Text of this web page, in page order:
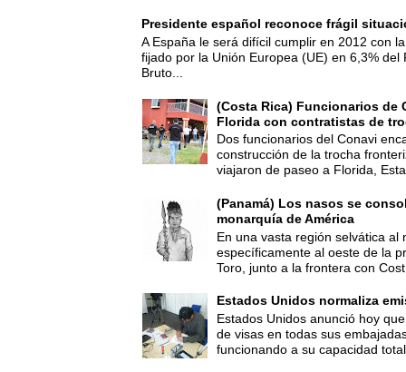
Presidente español reconoce frágil
A España le será difícil cumplir en 2012 con
fijado por la Unión Europea (UE) en 6,3% del
Bruto...
(Costa Rica) Funcionarios de
Florida con contratistas de
Dos funcionarios del Conavi
construcción de la trocha
viajaron de paseo a Florida,
(Panamá) Los nasos se
monarquía de América
En una vasta región selvática al
específicamente al oeste de la
Toro, junto a la frontera con
Estados Unidos normaliza
Estados Unidos anunció hoy
de visas en todas sus
funcionando a su capacidad